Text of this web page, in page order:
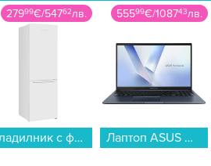
55599€/108743лв.
Лаптоп ASUS VIVOBOOK 15 M1502YA-BQ928 , 15.60 , 16 , 512GB SSD , AMD Radeon Graphics , AMD Ryzen 7 5825U OCTA CORE , Без OS...
18999€/37159лв.
Бойлер Елдом WHF08046FR 80L 3 KW , 3 , 77 , C , Хоризонтален...